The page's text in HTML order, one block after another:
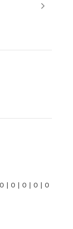
Next
| 0 | 0 | 0 | 0